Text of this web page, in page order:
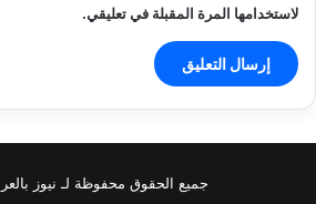
لاستخدامها المرة المقبلة في تعليقي.
جميع الحقوق محفوظة لـ نيوز بالعربي